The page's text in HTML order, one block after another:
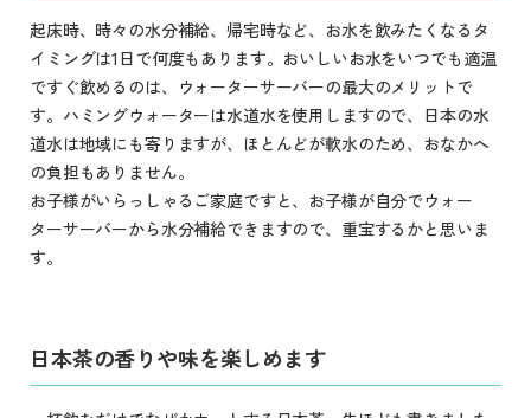
起床時、時々の水分補給、帰宅時など、お水を飲みたくなるタ
イミングは1日で何度もあります。おいしいお水をいつでも適温
ですぐ飲めるのは、ウォーターサーバーの最大のメリットで
す。ハミングウォーターは水道水を使用しますので、日本の水
道水は地域にも寄りますが、ほとんどが軟水のため、おなかへ
の負担もありません。
お子様がいらっしゃるご家庭ですと、お子様が自分でウォー
ターサーバーから水分補給できますので、重宝するかと思いま
す。
日本茶の香りや味を楽しめます